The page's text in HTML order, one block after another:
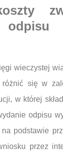
wieczystej
różnić się w
w której
odpisu
podstawie
przez